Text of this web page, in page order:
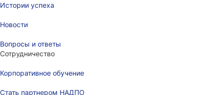
Истории успеха
Новости
Вопросы и ответы
Сотрудничество
Корпоративное обучение
Стать партнером НАДПО